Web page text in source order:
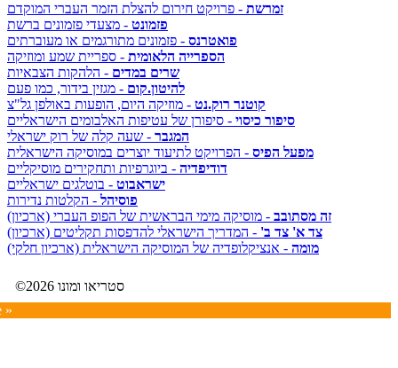
זמרשת - פרויקט חירום להצלת הזמר העברי המוקדם
פזמונט - מצעדי פזמונים ברשת
פואטרנס - פזמונים מתורגמים או מעוברתים
הספרייה הלאומית - ספריית שמע ומוזיקה
שרים במדים - הלהקות הצבאיות
להיטון.קום - מגזין בידור, כמו פעם
קוטנר רוק.נט - מוזיקה היום, הופעות באולפן גל"צ
סיפור כיסוי - סיפורן של עטיפות האלבומים הישראליים
המגבר - שעה קלה של רוק ישראלי
מפעל הפיס - הפרויקט לתיעוד יוצרים במוסיקה הישראלית
דודיפדיה - ביוגרפיות ותחקירים מוסיקליים
ישראבוט - בוטלגים ישראליים
פוסיהל - הקלטות נדירות
זה מסתובב - מוסיקה מימי הבראשית של הפופ העברי (ארכיון)
צד א' צד ב' - המדריך הישראלי להדפסות תקליטים (ארכיון)
מומה - אנציקלופדיה של המוסיקה הישראלית (ארכיון חלקי)
©2026 סטריאו ומונו
»